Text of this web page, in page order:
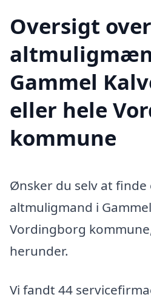
Oversigt over
Gammel
eller hele
kommune
Ønsker du selv at finde
altmuligmand i
Vordingborg
herunder.
Vi fandt 44